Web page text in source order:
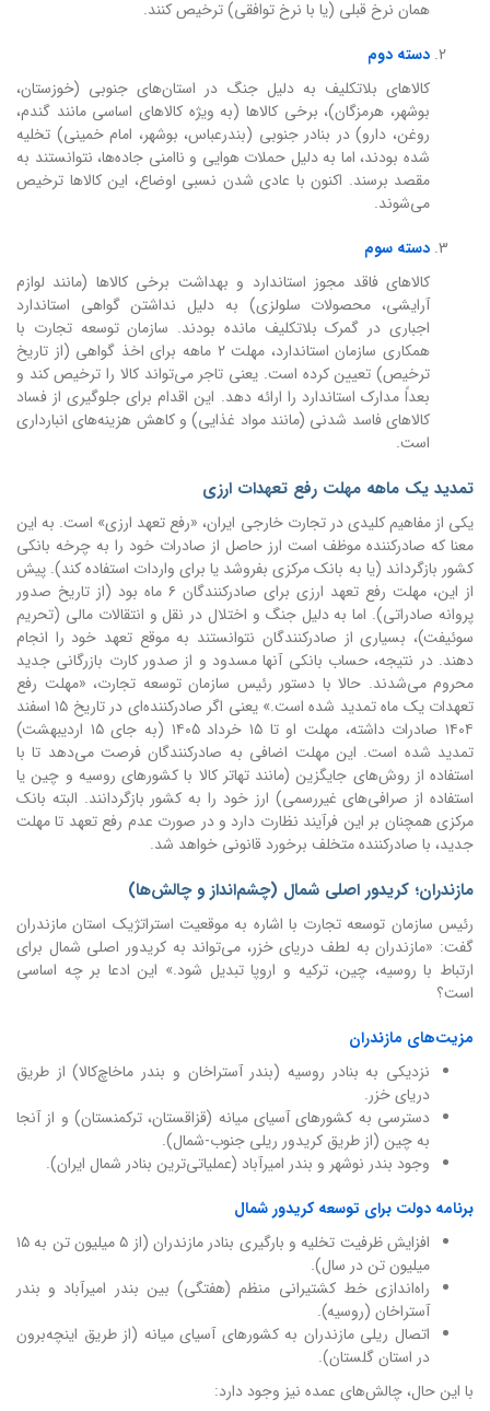
همان نرخ قبلی (یا با نرخ توافقی) ترخیص کنند.
دسته دوم
کالاهای بلاتکلیف به دلیل جنگ در استان‌های جنوبی (خوزستان،
بوشهر، هرمزگان)، برخی کالاها (به ویژه کالاهای اساسی مانند گندم،
روغن، دارو) در بنادر جنوبی (بندرعباس، بوشهر، امام خمینی) تخلیه
شده بودند، اما به دلیل حملات هوایی و ناامنی جاده‌ها، نتوانستند به
مقصد برسند. اکنون با عادی شدن نسبی اوضاع، این کالاها ترخیص
می‌شوند.
دسته سوم
کالاهای فاقد مجوز استاندارد و بهداشت برخی کالاها (مانند لوازم
آرایشی، محصولات سلولزی) به دلیل نداشتن گواهی استاندارد
اجباری در گمرک بلاتکلیف مانده بودند. سازمان توسعه تجارت با
همکاری سازمان استاندارد، مهلت ۲ ماهه برای اخذ گواهی (از تاریخ
ترخیص) تعیین کرده است. یعنی تاجر می‌تواند کالا را ترخیص کند و
بعداً مدارک استاندارد را ارائه دهد. این اقدام برای جلوگیری از فساد
کالاهای فاسد شدنی (مانند مواد غذایی) و کاهش هزینه‌های انبارداری
است.
تمدید یک ماهه مهلت رفع تعهدات ارزی
یکی از مفاهیم کلیدی در تجارت خارجی ایران، «رفع تعهد ارزی» است. به این
معنا که صادرکننده موظف است ارز حاصل از صادرات خود را به چرخه بانکی
کشور بازگرداند (یا به بانک مرکزی بفروشد یا برای واردات استفاده کند). پیش
از این، مهلت رفع تعهد ارزی برای صادرکنندگان ۶ ماه بود (از تاریخ صدور
پروانه صادراتی). اما به دلیل جنگ و اختلال در نقل و انتقالات مالی (تحریم
سوئیفت)، بسیاری از صادرکنندگان نتوانستند به موقع تعهد خود را انجام
دهند. در نتیجه، حساب بانکی آنها مسدود و از صدور کارت بازرگانی جدید
محروم می‌شدند. حالا با دستور رئیس سازمان توسعه تجارت، «مهلت رفع
تعهدات یک ماه تمدید شده است.» یعنی اگر صادرکننده‌ای در تاریخ ۱۵ اسفند
۱۴۰۴ صادرات داشته، مهلت او تا ۱۵ خرداد ۱۴۰۵ (به جای ۱۵ اردیبهشت)
تمدید شده است. این مهلت اضافی به صادرکنندگان فرصت می‌دهد تا با
استفاده از روش‌های جایگزین (مانند تهاتر کالا با کشورهای روسیه و چین یا
استفاده از صرافی‌های غیررسمی) ارز خود را به کشور بازگردانند. البته بانک
مرکزی همچنان بر این فرآیند نظارت دارد و در صورت عدم رفع تعهد تا مهلت
جدید، با صادرکننده متخلف برخورد قانونی خواهد شد.
مازندران؛ کریدور اصلی شمال (چشم‌انداز و چالش‌ها)
رئیس سازمان توسعه تجارت با اشاره به موقعیت استراتژیک استان مازندران
گفت: «مازندران به لطف دریای خزر، می‌تواند به کریدور اصلی شمال برای
ارتباط با روسیه، چین، ترکیه و اروپا تبدیل شود.» این ادعا بر چه اساسی
است؟
مزیت‌های مازندران
نزدیکی به بنادر روسیه (بندر آستراخان و بندر ماخاچ‌کالا) از طریق
دریای خزر.
دسترسی به کشورهای آسیای میانه (قزاقستان، ترکمنستان) و از آنجا
به چین (از طریق کریدور ریلی جنوب-شمال).
وجود بندر نوشهر و بندر امیرآباد (عملیاتی‌ترین بنادر شمال ایران).
برنامه دولت برای توسعه کریدور شمال
افزایش ظرفیت تخلیه و بارگیری بنادر مازندران (از ۵ میلیون تن به ۱۵
میلیون تن در سال).
راه‌اندازی خط کشتیرانی منظم (هفتگی) بین بندر امیرآباد و بندر
آستراخان (روسیه).
اتصال ریلی مازندران به کشورهای آسیای میانه (از طریق اینچه‌برون
در استان گلستان).
با این حال، چالش‌های عمده نیز وجود دارد: